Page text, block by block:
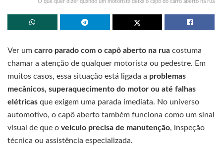
O que quer dizer quando um motorista deixa o capô do carro aberto na rua
Ver um carro parado com o capô aberto na rua costuma
chamar a atenção de qualquer motorista ou pedestre. Em
muitos casos, essa situação está ligada a problemas
mecânicos, superaquecimento do motor ou até falhas
elétricas que exigem uma parada imediata. No universo
automotivo, o capô aberto também funciona como um sinal
visual de que o veículo precisa de manutenção, inspeção
técnica ou assistência especializada.